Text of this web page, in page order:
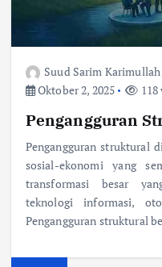
Suud Sarim Karimullah
Oktober 2, 2025
Pengangguran
Pengangguran struktural
sosial-ekonomi yang
transformasi besar
teknologi informasi,
Pengangguran struktural